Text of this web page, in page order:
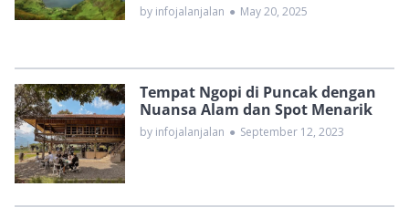
by infojalanjalan ● May 20, 2025
Tempat Ngopi di Puncak dengan
Nuansa Alam dan Spot Menarik
by infojalanjalan ● September 12, 2023